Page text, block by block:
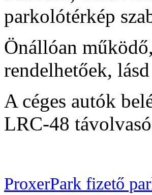
parkolótérkép
Önállóan
rendelhetőek,
A céges autók
LRC-48
ProxerPark fizető